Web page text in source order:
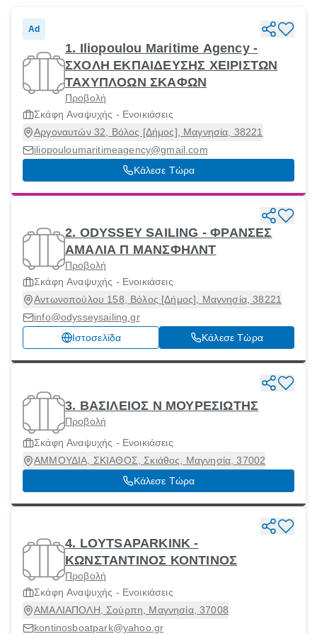
Ad
1. Iliopoulou Maritime Agency -
ΣΧΟΛΗ ΕΚΠΑΙΔΕΥΣΗΣ ΧΕΙΡΙΣΤΩΝ
ΤΑΧΥΠΛΟΩΝ ΣΚΑΦΩΝ
Προβολή
Σκάφη Αναψυχής - Ενοικιάσεις
Αργοναυτών 32, Βόλος [Δήμος], Μαγνησία, 38221
iliopouloumaritimeagency@gmail.com
Κάλεσε Τώρα
2. ODYSSEY SAILING - ΦΡΑΝΣΕΣ
ΑΜΑΛΙΑ Π ΜΑΝΣΦΗΛΝΤ
Προβολή
Σκάφη Αναψυχής - Ενοικιάσεις
Αντωνοπούλου 158, Βόλος [Δήμος], Μαγνησία, 38221
info@odysseysailing.gr
Ιστοσελίδα
Κάλεσε Τώρα
3. ΒΑΣΙΛΕΙΟΣ Ν ΜΟΥΡΕΣΙΩΤΗΣ
Προβολή
Σκάφη Αναψυχής - Ενοικιάσεις
ΑΜΜΟΥΔΙΑ, ΣΚΙΑΘΟΣ, Σκιάθος, Μαγνησία, 37002
Κάλεσε Τώρα
4. LOYTSAPARKINK -
ΚΩΝΣΤΑΝΤΙΝΟΣ ΚΟΝΤΙΝΟΣ
Προβολή
Σκάφη Αναψυχής - Ενοικιάσεις
ΑΜΑΛΙΑΠΟΛΗ, Σούρπη, Μαγνησία, 37008
kontinosboatpark@yahoo.gr